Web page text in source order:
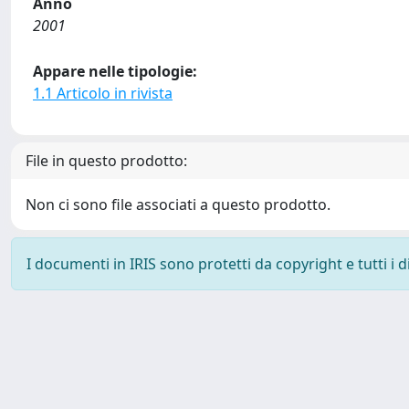
2001
Appare nelle tipologie:
1.1 Articolo in rivista
File in questo prodotto:
Non ci sono file associati a questo prodotto.
I documenti in IRIS sono protetti da copyright e tutti i